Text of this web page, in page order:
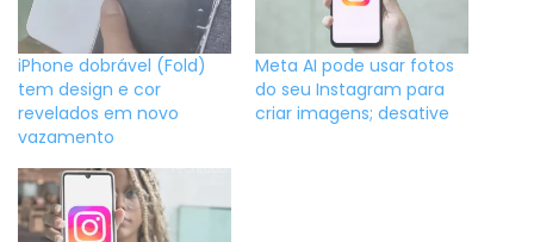
iPhone dobrável (Fold)
tem design e cor
revelados em novo
vazamento
Meta AI pode usar fotos
do seu Instagram para
criar imagens; desative